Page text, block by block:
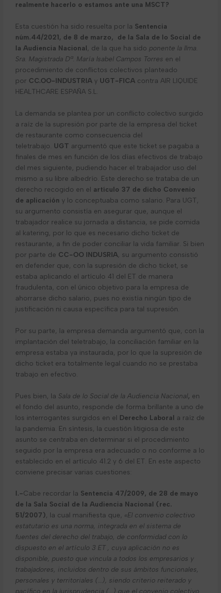
realmente hacerlo o estamos ante una MSCT?
Esta cuestión ha sido resuelta por la Sentencia
núm.44/2021, de 8 de marzo, de la Sala de lo Social de
la Audiencia Nacional , de la que ha sido ponente la Ilma.
Sra. Magistrada Dª. María Isabel Campos Torres en el
procedimiento de conflictos colectivos planteado
por CC.OO-INDUSTRIA y UGT-FICA contra AIR LIQUIDE
HEALTHCARE ESPAÑA S.L.
La demanda se plantea por un conflicto colectivo surgido
a raíz de la supresión por parte de la empresa del ticket
de restaurante como consecuencia del
teletrabajo. UGT argumentó que este ticket se pagaba a
finales de mes en función de los días efectivos de trabajo
del mes siguiente, pudiendo hacer el trabajador uso del
mismo a su libre albedrío. Este derecho se trataba de un
derecho recogido en el artículo 37 de dicho Convenio
de aplicación y lo conceptuaba como salario. Para UGT,
su argumento consistía en asegurar que, aunque el
trabajador realice su jornada a distancia, se pide comida
al katering, por lo que es necesario dicho ticket de
restaurante, a fin de poder conciliar la vida familiar. Si bien
por parte de CC-OO INDUSRIA , su argumento consistió
en defender que, con la supresión de dicho ticket, se
estaba aplicando el artículo 41 del ET de manera
fraudulenta, con el único objetivo para la empresa de
ahorrarse dicho salario, pues no existía ningún tipo de
justificación ni causa específica para tal supresión.
Por su parte, la empresa demanda argumentó que, con la
implantación del teletrabajo, la conciliación familiar en la
empresa estaba ya instaurada, por lo que la supresión de
dicho ticket era totalmente legal cuando no se prestaba
trabajo en efectivo.
Pues bien, la Sala de lo Social de la Audiencia Nacional, en
el fondo del asunto, responde de forma brillante a uno de
los interrogantes surgidos en el Derecho Laboral a raíz de
la pandemia. En síntesis, la cuestión litigiosa de este
asunto se centraba en determinar si el procedimiento
seguido por la empresa era adecuado o no conforme a lo
establecido en el artículo 41.2 y 6 del ET. En este aspecto
conviene precisar varias cuestiones:
I.-Cabe recordar la Sentencia 47/2009, de 28 de mayo
de la Sala Social de la Audiencia Nacional (rec.
51/2007), la cual manifiesta que, «El convenio colectivo
estatutario es una norma, integrada en el sistema de
fuentes del derecho del trabajo, de conformidad con lo
dispuesto en el artículo 3 ET , cuya aplicación no es
disponible, puesto que vincula a todos los empresarios y
trabajadores, incluidos dentro de sus ámbitos funcionales,
personales y territoriales (…), siendo criterio reiterado y
pacífico en la jurisprudencia (…) que el convenio colectivo